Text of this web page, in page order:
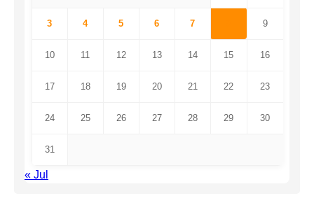
3 4 5 6 7 9
10 11 12 13 14 15 16
17 18 19 20 21 22 23
24 25 26 27 28 29 30
31
« Jul